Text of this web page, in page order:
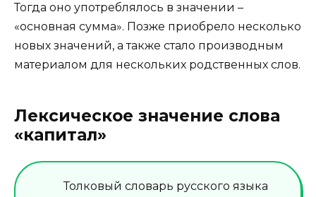
Тогда оно употреблялось в значении –
«основная сумма». Позже приобрело несколько
новых значений, а также стало производным
материалом для нескольких родственных слов.
Лексическое значение слова
«капитал»
Толковый словарь русского языка